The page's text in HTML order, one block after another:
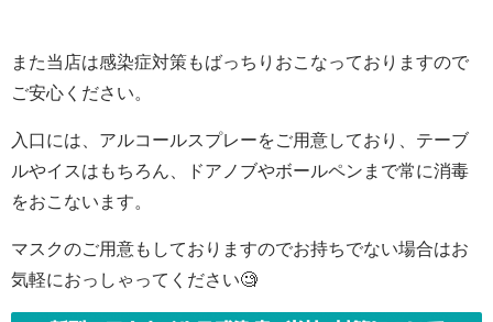
また当店は感染症対策もばっちりおこなっておりますので
ご安心ください。
入口には、アルコールスプレーをご用意しており、テーブ
ルやイスはもちろん、ドアノブやボールペンまで常に消毒
をおこないます。
マスクのご用意もしておりますのでお持ちでない場合はお
気軽におっしゃってください🧐